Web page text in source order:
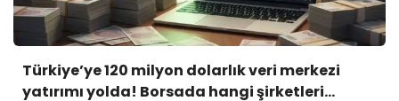
Türkiye’ye 120 milyon dolarlık veri merkezi
yatırımı yolda! Borsada hangi şirketleri